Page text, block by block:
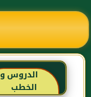
الدروس و
الخطب